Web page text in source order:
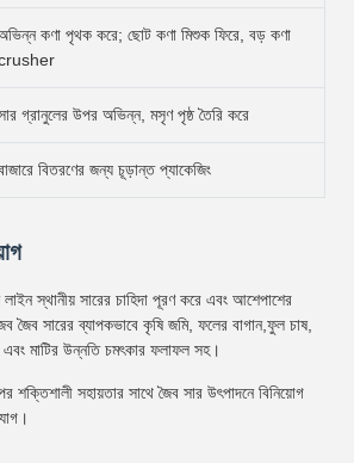
কণা পৃথক করে; ছোট কণা মিশুক ফিরে, বড় কণা
গ্রানুলের উপর অভিন্ন, মসৃণ পৃষ্ঠ তৈরি করে
বিতরণের জন্য চূড়ান্ত প্যাকেজিং
স্থানীয় সারের চাহিদা পূরণ করে এবং আশেপাশের
জৈব সারের ব্যাপকভাবে কৃষি জমি, ফলের বাগান,ফুল চাষ,
এবং মাটির উন্নতি চমৎকার ফলাফল সহ।
শক্তিশালী সহায়তার সাথে জৈব সার উৎপাদনে বিনিয়োগ